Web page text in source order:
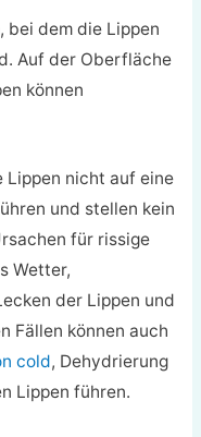
bei dem die Lippen
Auf der Oberfläche
können
Lippen nicht auf eine
und stellen kein
für rissige
Wetter,
der Lippen und
Fällen können auch
cold, Dehydrierung
Lippen führen.